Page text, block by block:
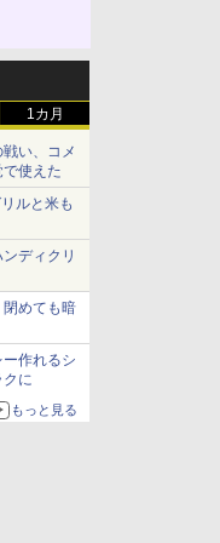
1カ月
い、コメ
使えた
ルと米も
ディクリ
めても暗
ー作れるシ
に
もっと見る